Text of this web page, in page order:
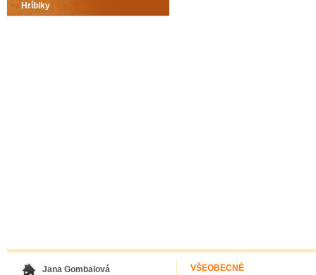
Hríbiky
Jana Gombalová
VŠEOBECNÉ